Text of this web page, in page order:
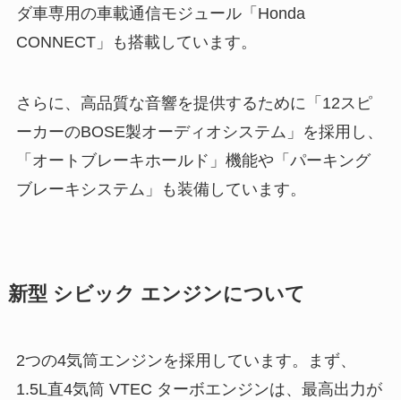
ダ車専用の車載通信モジュール「Honda
CONNECT」も搭載しています。
さらに、高品質な音響を提供するために「12スピ
ーカーのBOSE製オーディオシステム」を採用し、
「オートブレーキホールド」機能や「パーキング
ブレーキシステム」も装備しています。
新型 シビック エンジンについて
2つの4気筒エンジンを採用しています。まず、
1.5L直4気筒 VTEC ターボエンジンは、最高出力が